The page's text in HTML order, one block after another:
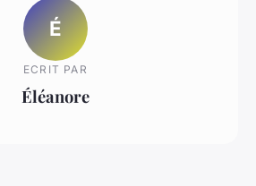
É
ECRIT PAR
Éléanore